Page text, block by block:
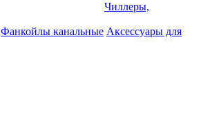
Чиллеры,
Фанкойлы канальные Аксессуары для